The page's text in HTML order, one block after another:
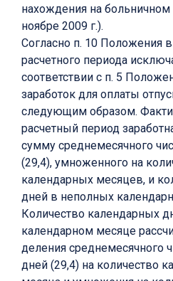
нахождения на
ноябре 2009 г.).
Согласно п. 10 Положения в
расчетного периода
соответствии с п. 5
заработок для оплаты
следующим образом.
расчетный период
сумму среднемесячного
(29,4), умноженного на
календарных месяцев, и
дней в неполных
Количество календарных
календарном месяце
деления среднемесячного
дней (29,4) на количество